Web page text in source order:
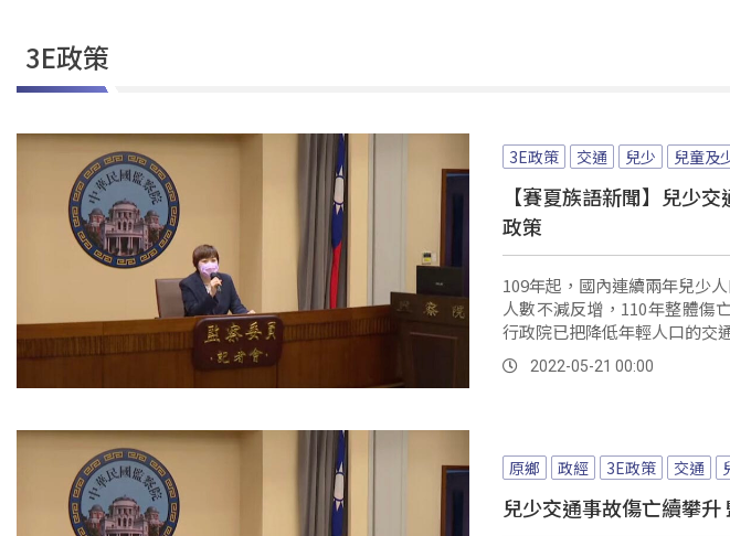
3E政策
3E政策 交通 兒少 兒童及
【賽夏族語新聞】兒少
政策
109年起，國內連續兩年兒少
人數不減反增，110年整體傷
行政院已把降低年輕人口的交
2022-05-21 00:00
原鄉 政經 3E政策 交通
兒少交通事故傷亡續攀升